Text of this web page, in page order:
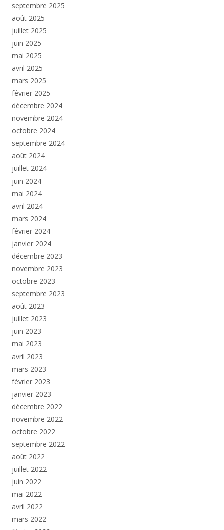
septembre 2025
août 2025
juillet 2025
juin 2025
mai 2025
avril 2025
mars 2025
février 2025
décembre 2024
novembre 2024
octobre 2024
septembre 2024
août 2024
juillet 2024
juin 2024
mai 2024
avril 2024
mars 2024
février 2024
janvier 2024
décembre 2023
novembre 2023
octobre 2023
septembre 2023
août 2023
juillet 2023
juin 2023
mai 2023
avril 2023
mars 2023
février 2023
janvier 2023
décembre 2022
novembre 2022
octobre 2022
septembre 2022
août 2022
juillet 2022
juin 2022
mai 2022
avril 2022
mars 2022